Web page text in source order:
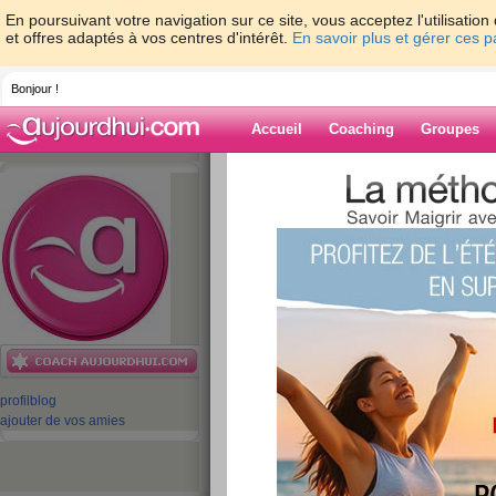
En poursuivant votre navigation sur ce site, vous acceptez
et offres adaptés à vos centres d'intérêt. En savoir plus et gérer ces
Bonjour !
Accueil Coaching Groupes
profil blog
ajouter de vos amies
>
equipe-
Blog de equipe-
aujourdhuicom
Joyeux
publié le 11/07/2012 à 09:35
Aujourd’hui un membre de